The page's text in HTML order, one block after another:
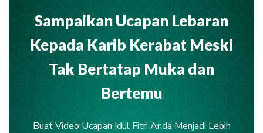
Sampaikan Ucapan Lebaran
Kepada Karib Kerabat Meski
Tak Bertatap Muka dan
Bertemu
Buat Video Ucapan Idul Fitri Anda Menjadi Lebih